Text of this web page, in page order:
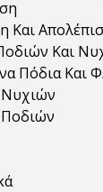
Και
Και
Πόδια Και